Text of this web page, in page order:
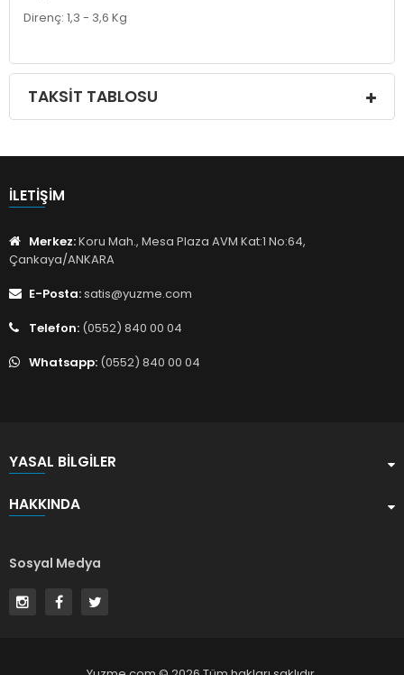
Direnç: 1,3 - 3,6 Kg
TAKSIT TABLOSU
İLETIŞIM
Merkez:Koru Mah., Mesa Plaza AVM Kat:1 No:64,
Çankaya/ANKARA
E-Posta:satis@yuzme.com
Telefon: (0552) 840 00 04
Whatsapp: (0552) 840 00 04
YASAL BILGILER
HAKKINDA
Sosyal Medya